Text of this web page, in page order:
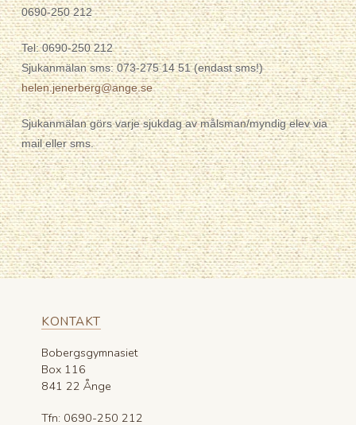
0690-250 212
Tel: 0690-250 212
Sjukanmälan sms: 073-275 14 51 (endast sms!)
helen.jenerberg@ange.se
Sjukanmälan görs varje sjukdag av målsman/myndig elev via
mail eller sms.
KONTAKT
Bobergsgymnasiet
Box 116
841 22 Ånge
Tfn: 0690-250 212